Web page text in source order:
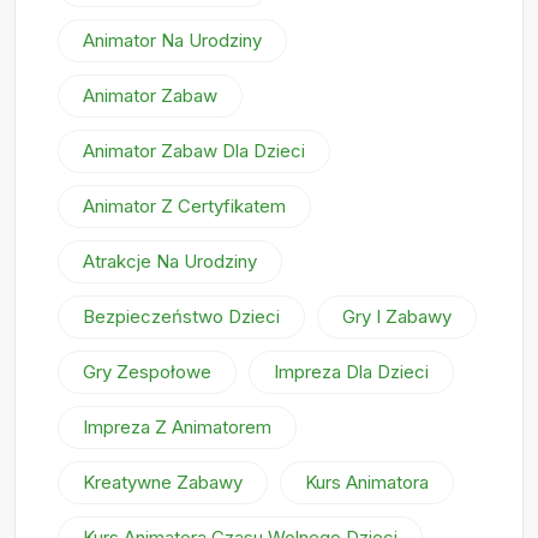
Animator Na Urodziny
Animator Zabaw
Animator Zabaw Dla Dzieci
Animator Z Certyfikatem
Atrakcje Na Urodziny
Bezpieczeństwo Dzieci Gry I Zabawy
Gry Zespołowe Impreza Dla Dzieci
Impreza Z Animatorem
Kreatywne Zabawy Kurs Animatora